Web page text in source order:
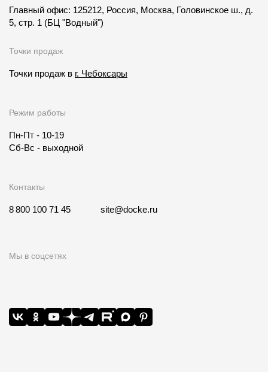
Главный офис: 125212, Россия, Москва, Головинское ш., д.
5, стр. 1 (БЦ "Водный")
Точки продаж
Точки продаж в г. Чебоксары
Режим работы
Пн-Пт - 10-19
Сб-Вс - выходной
Контакты
8 800 100 71 45 site@docke.ru
Мы в соцсетях